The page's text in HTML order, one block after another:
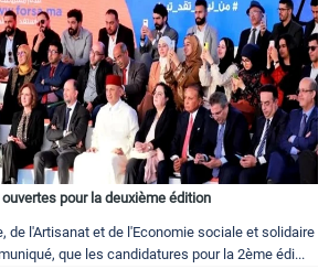
pour la deuxième édition
de l'Artisanat et de l'Economie sociale et solidaire
que les candidatures pour la 2ème édi...